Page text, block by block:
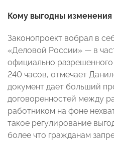
Кому выгодны изменения
Законопроект вобрал в
«Деловой России» — в
официально
240 часов, отмечает
документ дает больший
договоренностей между
работником на фоне
такое регулирование
более что гражданам